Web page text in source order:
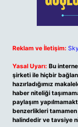
Reklam ve İletişim:
Yasal Uyarı: Bu
şirketi ile hiçbir
hazırladığımız
haber niteliği
paylaşım
benzerlikleri
halindedir ve tavsiye